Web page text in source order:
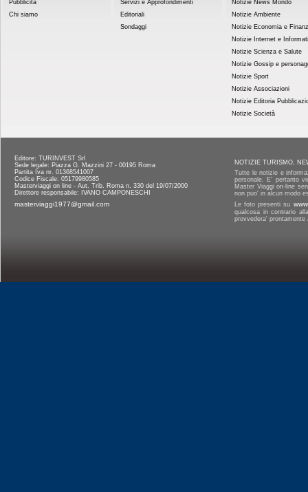
Pubblicità
Chi siamo
Servizi e Approfondimenti
Editoriali
Sondaggi
Notizie News Mondo
Notizie Ambiente
Notizie Economia e
Notizie Internet e
Notizie Scienza e Salute
Notizie Gossip e
Notizie Sport
Notizie Associazioni
Notizie Editoria
Notizie Società
Editore: TURINVEST Srl
Sede legale: Piazza G. Mazzini 27 - 00195 Roma
Partita Iva nr. 01368541007
Codice Fiscale: 05179980585
Masterviaggi on line - Aut. Trib. Roma n. 330 del 19/07/2000
Direttore responsabile: IVANO CAMPONESCHI
masterviaggi1977@gmail.com
NOTIZIE TURISMO,
Tutte le notizie e
personale. E' pertanto
Master Viaggi on-line
non puo' in alcun modo
Le foto presenti su
qualcosa in contrario
provvedera'